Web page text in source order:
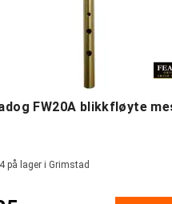
4på lager i Grimstad